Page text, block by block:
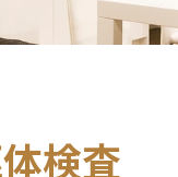
検査